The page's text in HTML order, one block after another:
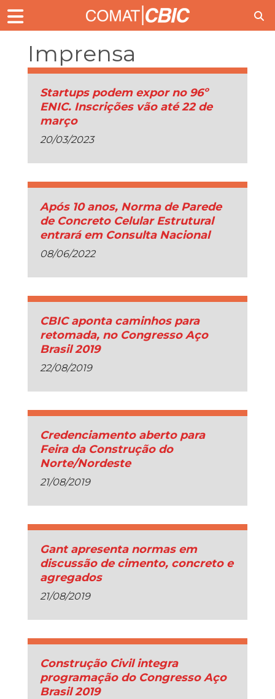
Imprensa
Startups podem expor no 96º
ENIC. Inscrições vão até 22 de
março
20/03/2023
Após 10 anos, Norma de Parede
de Concreto Celular Estrutural
entrará em Consulta Nacional
08/06/2022
CBIC aponta caminhos para
retomada, no Congresso Aço
Brasil 2019
22/08/2019
Credenciamento aberto para
Feira da Construção do
Norte/Nordeste
21/08/2019
Gant apresenta normas em
discussão de cimento, concreto e
agregados
21/08/2019
Construção Civil integra
programação do Congresso Aço
Brasil 2019